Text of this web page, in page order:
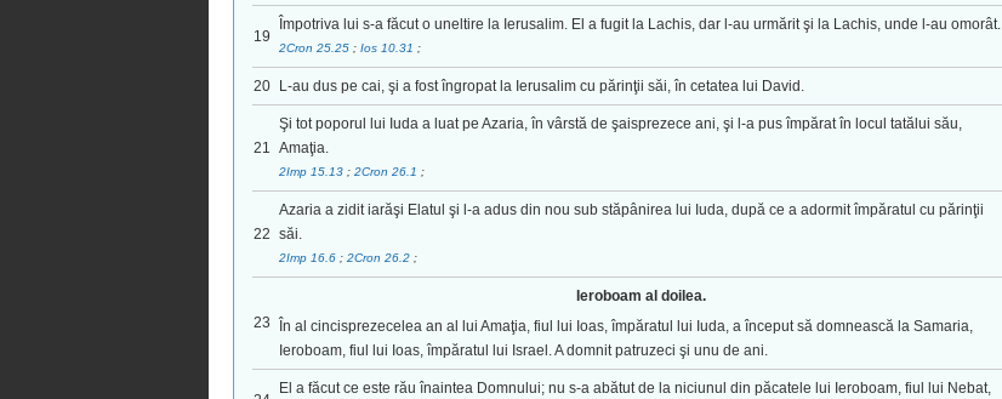
19
Împotriva lui s-a făcut o uneltire la Ierusalim. El a fugit la Lachis, dar l-au urmărit şi la Lachis, unde l-au omorât.
2Cron 25.25 ; Ios 10.31 ;
20 L-au dus pe cai, şi a fost îngropat la Ierusalim cu părinţii săi, în cetatea lui David.
21
Şi tot poporul lui Iuda a luat pe Azaria, în vârstă de şaisprezece ani, şi l-a pus împărat în locul tatălui său,
Amaţia.
2Imp 15.13 ; 2Cron 26.1 ;
22
Azaria a zidit iarăşi Elatul şi l-a adus din nou sub stăpânirea lui Iuda, după ce a adormit împăratul cu părinţii
săi.
2Imp 16.6 ; 2Cron 26.2 ;
23
Ieroboam al doilea.
În al cincisprezecelea an al lui Amaţia, fiul lui Ioas, împăratul lui Iuda, a început să domnească la Samaria,
Ieroboam, fiul lui Ioas, împăratul lui Israel. A domnit patruzeci şi unu de ani.
El a făcut ce este rău înaintea Domnului; nu s-a abătut de la niciunul din păcatele lui Ieroboam, fiul lui Nebat,